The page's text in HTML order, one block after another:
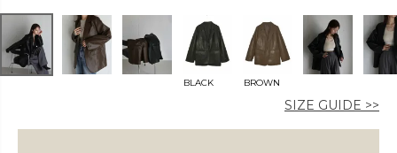
在庫なし商品
表示しない
BLACK BROWN
SIZE GUIDE >>